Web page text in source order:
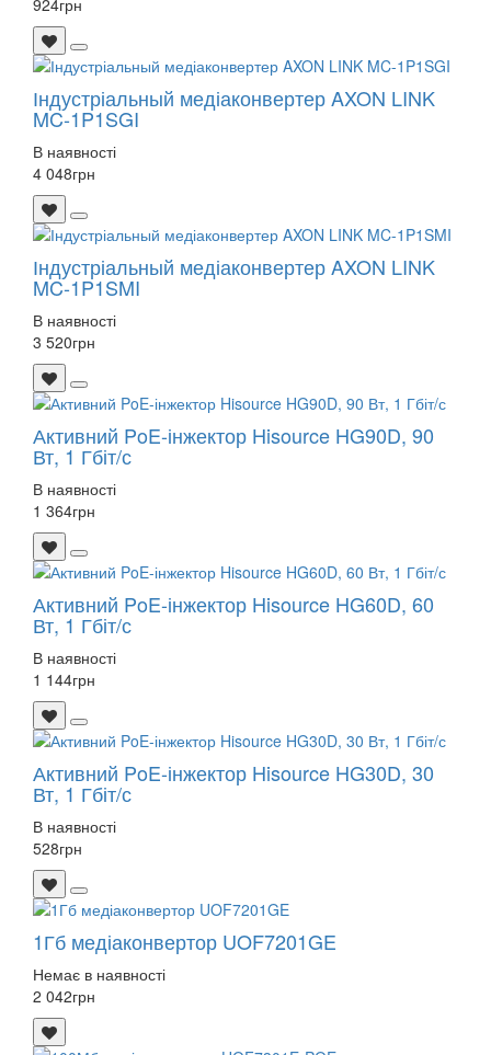
924грн
Індустріальный медіаконвертер AXON LINK
MC-1P1SGI
В наявності
4 048грн
Індустріальный медіаконвертер AXON LINK
MC-1P1SMI
В наявності
3 520грн
Активний PoE-інжектор Hisource HG90D, 90
Вт, 1 Гбіт/с
В наявності
1 364грн
Активний PoE-інжектор Hisource HG60D, 60
Вт, 1 Гбіт/с
В наявності
1 144грн
Активний PoE-інжектор Hisource HG30D, 30
Вт, 1 Гбіт/с
В наявності
528грн
1Гб медіаконвертор UOF7201GE
Немає в наявності
2 042грн